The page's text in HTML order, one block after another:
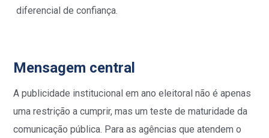
diferencial de confiança.
Mensagem central
A publicidade institucional em ano eleitoral não é apenas
uma restrição a cumprir, mas um teste de maturidade da
comunicação pública. Para as agências que atendem o